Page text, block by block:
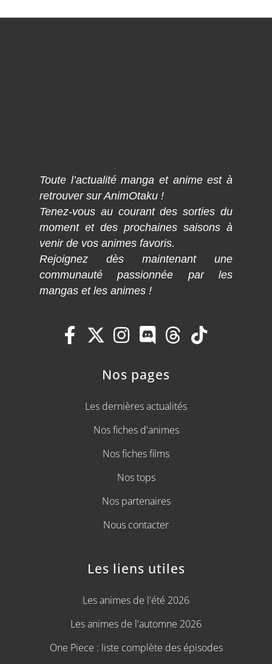
Toute l’actualité manga et anime est à
retrouver sur AnimOtaku !
Tenez-vous au courant des sorties du
moment et des prochaines saisons à
venir de vos animes favoris.
Rejoignez dès maintenant une
communauté passionnée par les
mangas et les animes !
Nos pages
Les dernières actualités
Nos fiches d'animes
Nos fiches films
Nos tops
Nos partenaires
Nous contacter
Les liens utiles
Les animes de l'été 2026
Les animes de l'automne 2026
One Piece : liste complète des épisodes